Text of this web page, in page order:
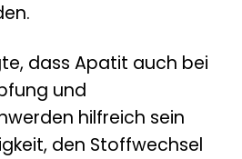
dass Apatit auch bei
und
hilfreich sein
den Stoffwechsel